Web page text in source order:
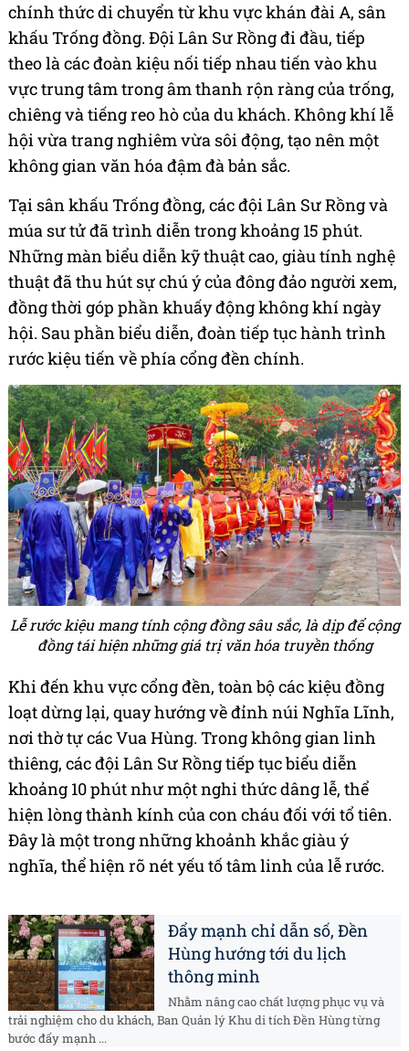
chính thức di chuyển từ khu vực khán đài A, sân
khấu Trống đồng. Đội Lân Sư Rồng đi đầu, tiếp
theo là các đoàn kiệu nối tiếp nhau tiến vào khu
vực trung tâm trong âm thanh rộn ràng của trống,
chiêng và tiếng reo hò của du khách. Không khí lễ
hội vừa trang nghiêm vừa sôi động, tạo nên một
không gian văn hóa đậm đà bản sắc.
Tại sân khấu Trống đồng, các đội Lân Sư Rồng và
múa sư tử đã trình diễn trong khoảng 15 phút.
Những màn biểu diễn kỹ thuật cao, giàu tính nghệ
thuật đã thu hút sự chú ý của đông đảo người xem,
đồng thời góp phần khuấy động không khí ngày
hội. Sau phần biểu diễn, đoàn tiếp tục hành trình
rước kiệu tiến về phía cổng đền chính.
Lễ rước kiệu mang tính cộng đồng sâu sắc, là dịp để cộng
đồng tái hiện những giá trị văn hóa truyền thống
Khi đến khu vực cổng đền, toàn bộ các kiệu đồng
loạt dừng lại, quay hướng về đỉnh núi Nghĩa Lĩnh,
nơi thờ tự các Vua Hùng. Trong không gian linh
thiêng, các đội Lân Sư Rồng tiếp tục biểu diễn
khoảng 10 phút như một nghi thức dâng lễ, thể
hiện lòng thành kính của con cháu đối với tổ tiên.
Đây là một trong những khoảnh khắc giàu ý
nghĩa, thể hiện rõ nét yếu tố tâm linh của lễ rước.
Đẩy mạnh chỉ dẫn số, Đền
Hùng hướng tới du lịch
thông minh
Nhằm nâng cao chất lượng phục vụ và
trải nghiệm cho du khách, Ban Quản lý Khu di tích Đền Hùng từng
bước đẩy mạnh ...